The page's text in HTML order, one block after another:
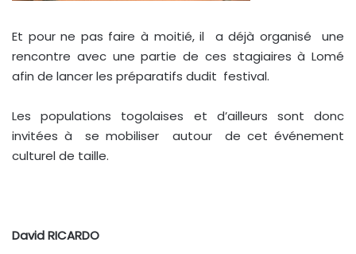
Et pour ne pas faire à moitié, il a déjà organisé une
rencontre avec une partie de ces stagiaires à Lomé
afin de lancer les préparatifs dudit festival.
Les populations togolaises et d’ailleurs sont donc
invitées à se mobiliser autour de cet événement
culturel de taille.
David RICARDO